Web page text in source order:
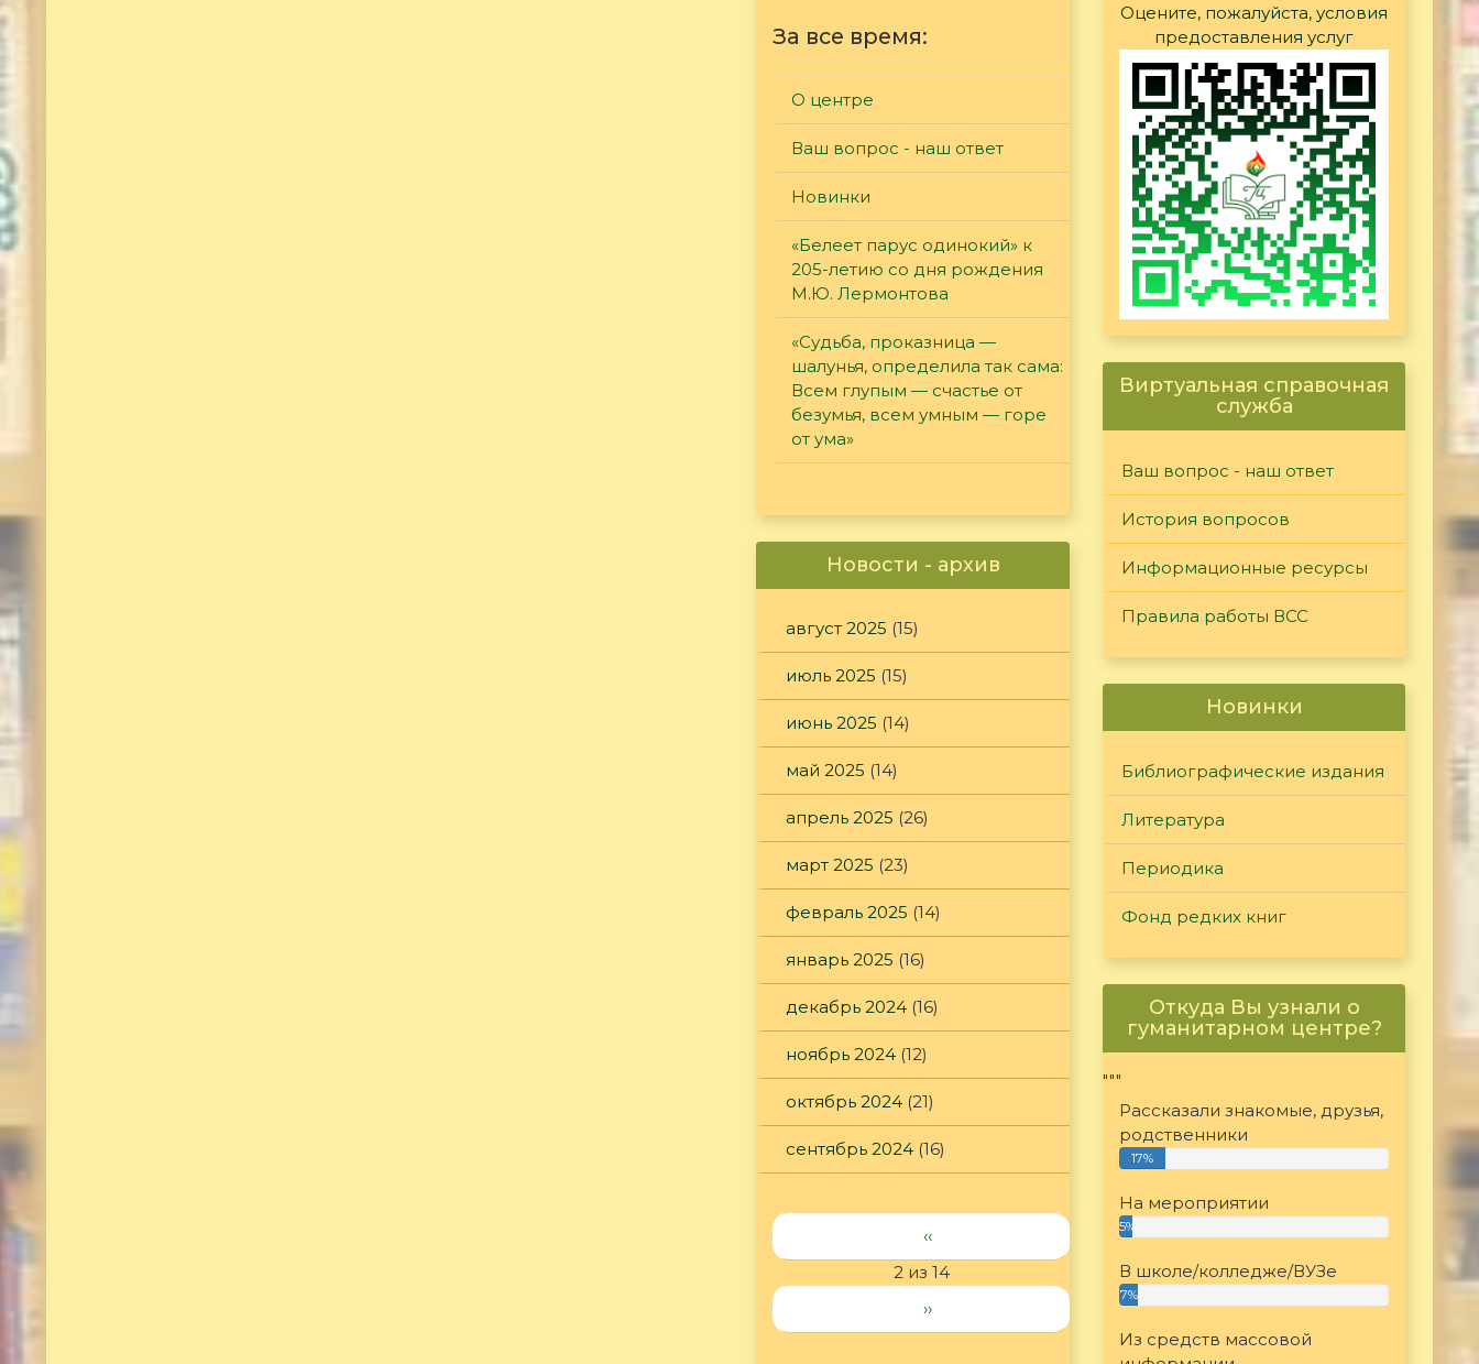
За все время:
О центре
Ваш вопрос - наш ответ
Новинки
«Белеет парус одинокий» к
205-летию со дня рождения
М.Ю. Лермонтова
«Судьба, проказница —
шалунья, определила так сама:
Всем глупым — счастье от
безумья, всем умным — горе
от ума»
Новости - архив
август 2025 (15)
июль 2025 (15)
июнь 2025 (14)
май 2025 (14)
апрель 2025 (26)
март 2025 (23)
февраль 2025 (14)
январь 2025 (16)
декабрь 2024 (16)
ноябрь 2024 (12)
октябрь 2024 (21)
сентябрь 2024 (16)
‹‹
2 из 14
››
Оцените, пожалуйста, условия
предоставления услуг
Виртуальная справочная
служба
Ваш вопрос - наш ответ
История вопросов
Информационные ресурсы
Правила работы ВСС
Новинки
Библиографические издания
Литература
Периодика
Фонд редких книг
Откуда Вы узнали о
гуманитарном центре?
"""
Рассказали знакомые, друзья,
родственники
17%
На мероприятии
5%
В школе/колледже/ВУЗе
7%
Из средств массовой